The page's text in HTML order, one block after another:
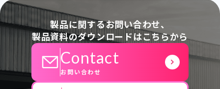
製品に関するお問い合わせ、
製品資料のダウンロードはこちらから
Contact
お問い合わせ